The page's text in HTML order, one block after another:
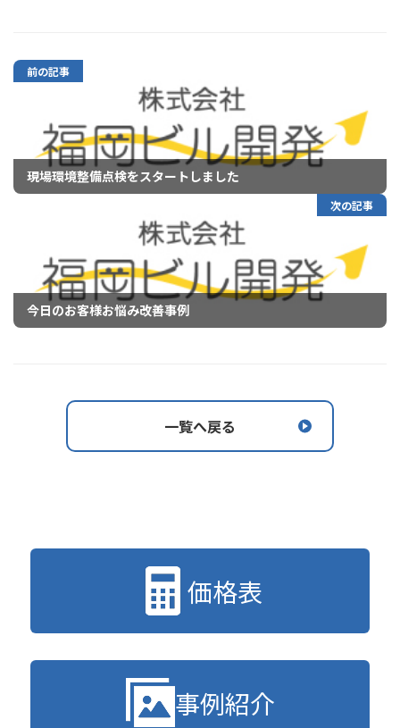
前の記事
現場環境整備点検をスタートしました
次の記事
今日のお客様お悩み改善事例
一覧へ戻る
価格表
事例紹介